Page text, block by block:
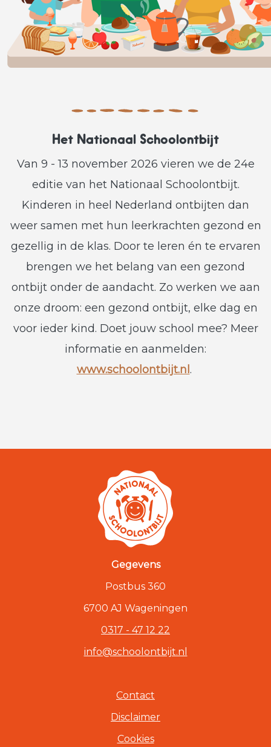
Het Nationaal Schoolontbijt
Van 9 - 13 november 2026 vieren we de 24e
editie van het Nationaal Schoolontbijt.
Kinderen in heel Nederland ontbijten dan
weer samen met hun leerkrachten gezond en
gezellig in de klas. Door te leren én te ervaren
brengen we het belang van een gezond
ontbijt onder de aandacht. Zo werken we aan
onze droom: een gezond ontbijt, elke dag en
voor ieder kind. Doet jouw school mee? Meer
informatie en aanmelden:
www.schoolontbijt.nl .
Gegevens
Postbus 360
6700 AJ Wageningen
0317 - 47 12 22
info@schoolontbijt.nl
Contact
Disclaimer
Cookies